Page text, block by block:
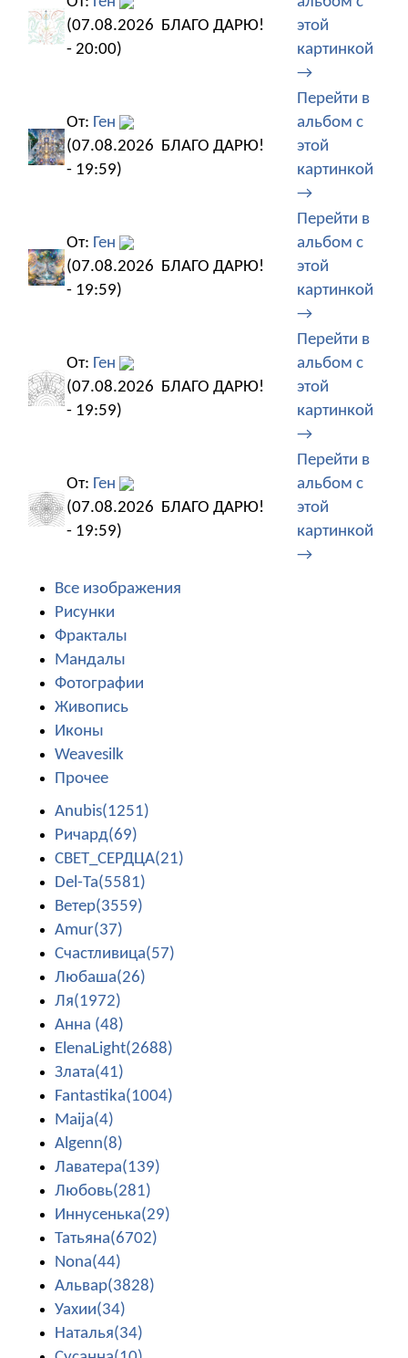
(07.08.2026
- 20:00)
БЛАГО ДАРЮ!
этой
картинкой
→
От: Ген
(07.08.2026
- 19:59)
БЛАГО ДАРЮ!
Перейти в
альбом с
этой
картинкой
→
От: Ген
(07.08.2026
- 19:59)
БЛАГО ДАРЮ!
Перейти в
альбом с
этой
картинкой
→
От: Ген
(07.08.2026
- 19:59)
БЛАГО ДАРЮ!
Перейти в
альбом с
этой
картинкой
→
От: Ген
(07.08.2026
- 19:59)
БЛАГО ДАРЮ!
Перейти в
альбом с
этой
картинкой
→
Все изображения
Рисунки
Фракталы
Мандалы
Фотографии
Живопись
Иконы
Weavesilk
Прочее
Anubis(1251)
Ричард(69)
СВЕТ_СЕРДЦА(21)
Del-Ta(5581)
Ветер(3559)
Amur(37)
Счастливица(57)
Любаша(26)
Ля(1972)
Анна (48)
ElenaLight(2688)
Злата(41)
Fantastika(1004)
Maija(4)
Algenn(8)
Лаватера(139)
Любовь(281)
Иннусенька(29)
Татьяна(6702)
Nona(44)
Альвар(3828)
Уахии(34)
Наталья(34)